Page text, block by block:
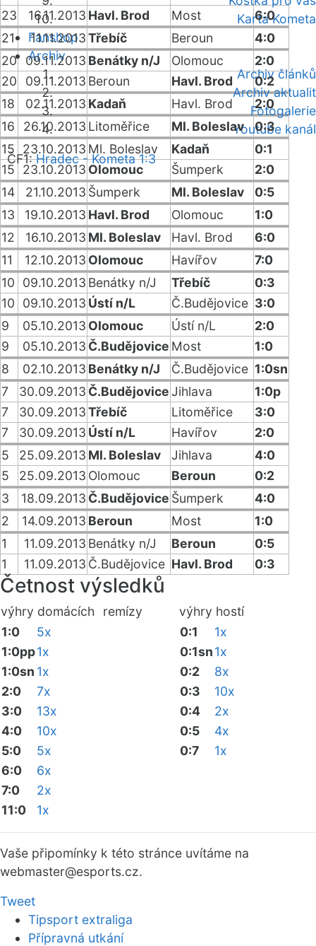
Karta Kometa
Fanshop
Archiv
Archiv článků
Archiv aktualit
Fotogalerie
Youtube kanál
ČF1:Hradec - Kometa 1:3
23
16.11.2013 Havl. Brod Most
6:0
21
11.11.2013Třebíč Beroun
4:0
20
09.11.2013 Benátky n/J Olomouc
2:0
20
09.11.2013 Beroun Havl. Brod
0:2
18
02.11.2013 Kadaň Havl. Brod
2:0
16
26.10.2013 Litoměřice Ml. Boleslav
0:3
15
23.10.2013 Ml. Boleslav Kadaň
0:1
15
23.10.2013 Olomouc Šumperk
2:0
14
21.10.2013 Šumperk Ml. Boleslav
0:5
13
19.10.2013 Havl. Brod Olomouc
1:0
12
16.10.2013 Ml. Boleslav Havl. Brod
6:0
11
12.10.2013 Olomouc Havířov
7:0
10
09.10.2013 Benátky n/J Třebíč
0:3
10
09.10.2013 Ústí n/L Č.Budějovice 3:0
9
05.10.2013 Olomouc Ústí n/L
2:0
9
05.10.2013 Č.Budějovice Most
1:0
8
02.10.2013 Benátky n/J Č.Budějovice 1:0sn
7
30.09.2013 Č.BudějoviceJihlava
1:0p
7
30.09.2013Třebíč Litoměřice
3:0
7
30.09.2013 Ústí n/L Havířov
2:0
5
25.09.2013 Ml. Boleslav Jihlava
4:0
5
25.09.2013 Olomouc Beroun
0:2
3
18.09.2013 Č.Budějovice Šumperk
4:0
2
14.09.2013 Beroun Most
1:0
1
11.09.2013 Benátky n/J Beroun
0:5
1
11.09.2013 Č.Budějovice Havl. Brod 0:3
Četnost výsledků
výhry domácích remízy výhry hostí
1:0
5x
1:0pp1x
1:0sn 1x
2:0
7x
3:0
13x
4:0
10x
5:0
5x
6:0
6x
7:0
2x
11:0
1x
0:1
1x
0:1sn1x
0:2
8x
0:3
10x
0:4
2x
0:5
4x
0:7
1x
Vaše připomínky k této stránce uvítáme na
webmaster@esports.cz.
Tweet
Tipsport extraliga
Přípravná utkání